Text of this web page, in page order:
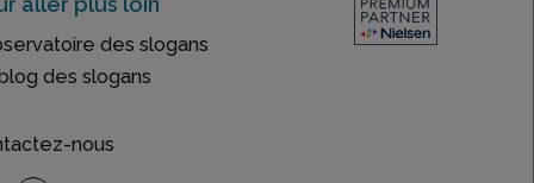
des slogans
des slogans
nous